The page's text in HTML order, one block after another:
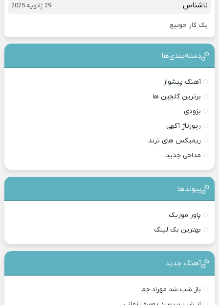
ناشناس 29 ژانویه 2025
یک کار خوبیع
دسته‌بندی‎‌‌ها
آهنگ پیشواز
برترین گلچین ها
بزودی
رپورتاژ آگهی
ریمیکس های ترند
مداحی جدید
پیوندها
پاور موزیک
بهترین بک لینک
آهنگ جدید
باز شب شد مهراد جم